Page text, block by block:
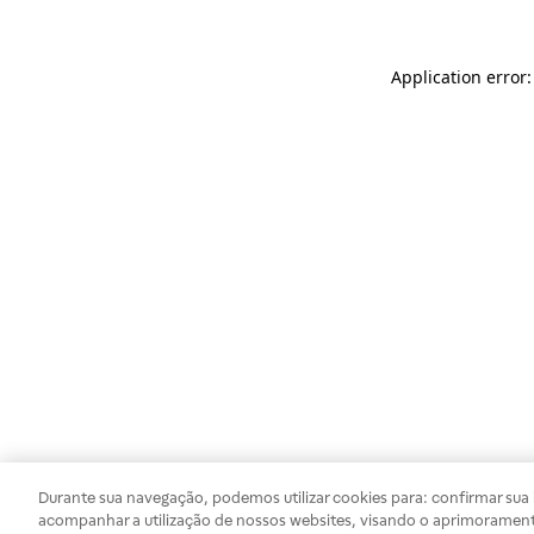
Application
Durante sua navegação, podemos utilizar cookies para: confirmar
acompanhar a utilização de nossos websites, visando o